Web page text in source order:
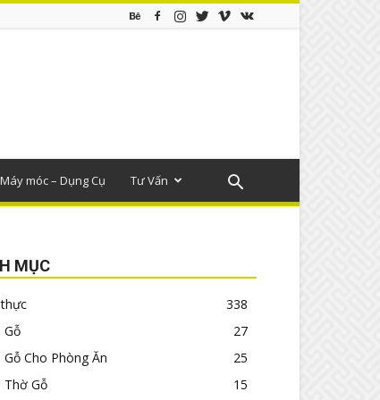
Máy móc – Dụng Cụ Tư Vấn
MỤC
338
Gỗ
27
Gỗ Cho Phòng Ăn
25
Thờ Gỗ
15